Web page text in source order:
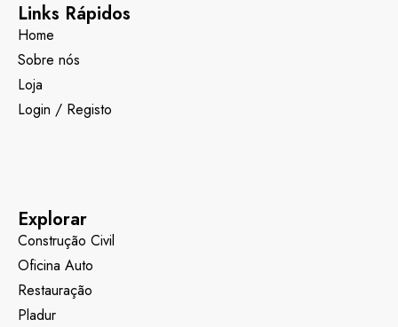
Links Rápidos
Home
Sobre nós
Loja
Login / Registo
Explorar
Construção Civil
Oficina Auto
Restauração
Pladur